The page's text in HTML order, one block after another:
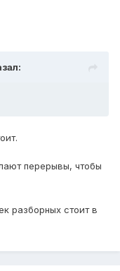
перерывы, чтобы
разборных стоит в